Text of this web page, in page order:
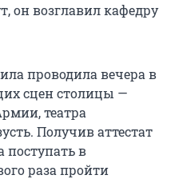
он возглавил кафедру
проводила вечера в
сцен столицы —
театра
Получив аттестат
поступать в
раза пройти